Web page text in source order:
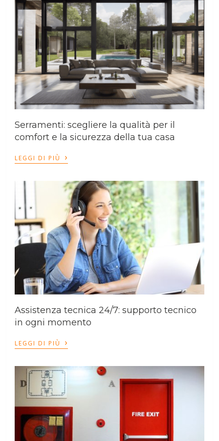
Serramenti: scegliere la qualità per il
comfort e la sicurezza della tua casa
LEGGI DI PIÙ ›
Assistenza tecnica 24/7: supporto tecnico
in ogni momento
LEGGI DI PIÙ ›